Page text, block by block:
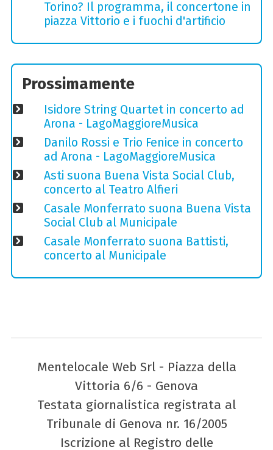
Torino? Il programma, il concertone in
piazza Vittorio e i fuochi d'artificio
Prossimamente
Isidore String Quartet in concerto ad
Arona - LagoMaggioreMusica
Danilo Rossi e Trio Fenice in concerto
ad Arona - LagoMaggioreMusica
Asti suona Buena Vista Social Club,
concerto al Teatro Alfieri
Casale Monferrato suona Buena Vista
Social Club al Municipale
Casale Monferrato suona Battisti,
concerto al Municipale
Mentelocale Web Srl - Piazza della
Vittoria 6/6 - Genova
Testata giornalistica registrata al
Tribunale di Genova nr. 16/2005
Iscrizione al Registro delle